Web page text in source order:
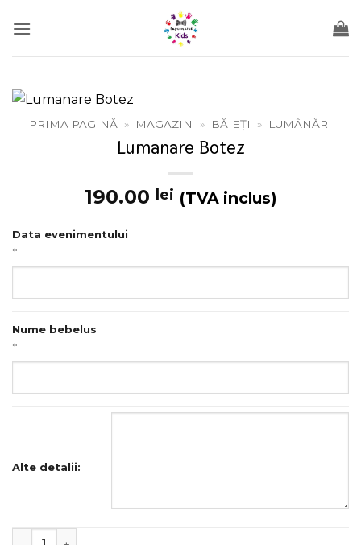
PRIMA PAGINĂ » MAGAZIN » BĂIEȚI » LUMÂNĂRI
Lumanare Botez
190.00 lei (TVA inclus)
Data evenimentului
*
Nume bebelus
*
Alte detalii:
Cantitate Lumanare Botez